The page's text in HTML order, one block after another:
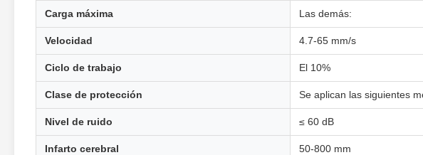
Carga máxima Las demás:
Velocidad 4.7-65 mm/s
Ciclo de trabajo El 10%
Clase de protección Se aplican las siguientes
Nivel de ruido ≤ 60 dB
Infarto cerebral 50-800 mm